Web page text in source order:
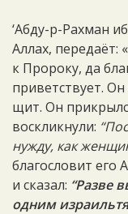
‘Абду-р-Рахман
Аллах, передаёт:
к Пророку, да
приветствует.
щит. Он
воскликнули:
нужду, как
благословит его
и сказал: “Разве
одним